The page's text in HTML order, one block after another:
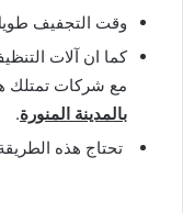
وقت التجفيف
كما ان آلات
مع شركات تمتلك
بالمدينة المنورة.
تحتاج هذه